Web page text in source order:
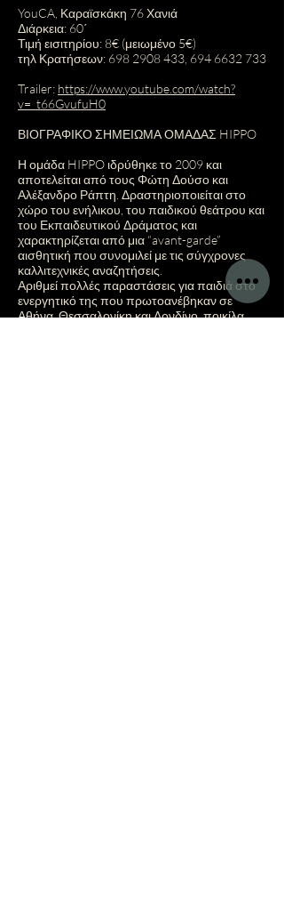
YouCA, Καραϊσκάκη 76 Χανιά
Διάρκεια: 60΄
Τιμή εισιτηρίου: 8€ (μειωμένο 5€)
τηλ Κρατήσεων: 698 2908 433, 694 6632 733
Trailer: https://www.youtube.com/watch?
v=_t66GvufuH0
ΒΙΟΓΡΑΦΙΚΟ ΣΗΜΕΙΩΜΑ ΟΜΑΔΑΣ HIPPO
Η ομάδα HIPPO ιδρύθηκε το 2009 και
αποτελείται από τους Φώτη Δούσο και
Αλέξανδρο Ράπτη. Δραστηριοποιείται στο
χώρο του ενήλικου, του παιδικού θεάτρου και
του Εκπαιδευτικού Δράματος και
χαρακτηρίζεται από μια “avant-garde”
αισθητική που συνομιλεί με τις σύγχρονες
καλλιτεχνικές αναζητήσεις.
Αριθμεί πολλές παραστάσεις για παιδιά στο
ενεργητικό της που πρωτοανέβηκαν σε
Αθήνα, Θεσσαλονίκη και Λονδίνο, ποικίλα